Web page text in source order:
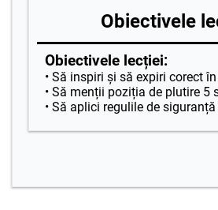
Obiectivele
Obiectivele lecției:
• Să inspiri și să expiri corect
• Să menții poziția de plutire 5
• Să aplici regulile de